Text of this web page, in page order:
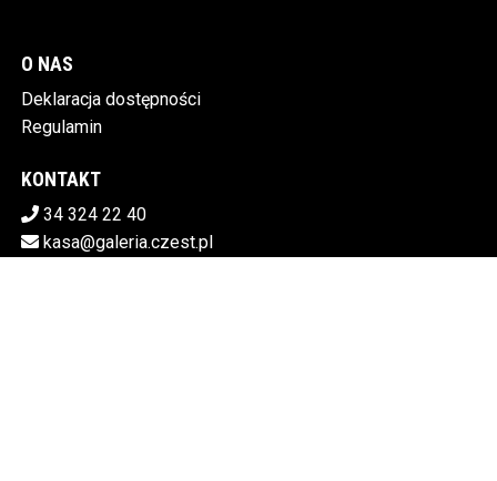
O NAS
Deklaracja dostępności
Regulamin
KONTAKT
34 324 22 40
kasa@galeria.czest.pl